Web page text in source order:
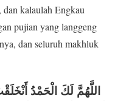
kalaulah Engkau
pujian yang langgeng
dan seluruh makhluk
اللَّهُمَّ لَكَ الْحَمْدُ